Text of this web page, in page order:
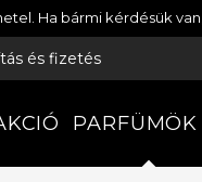
Ha bármi kérdésük
és fizetés
PARFÜMÖK